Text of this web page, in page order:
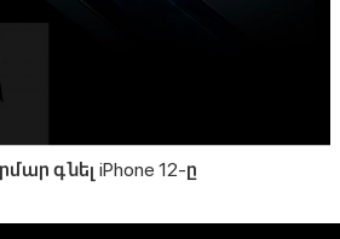
գնել iPhone 12-ը